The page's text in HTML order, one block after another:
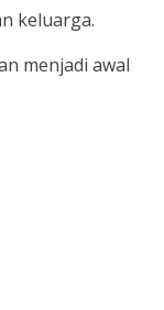
keluarga.
menjadi awal